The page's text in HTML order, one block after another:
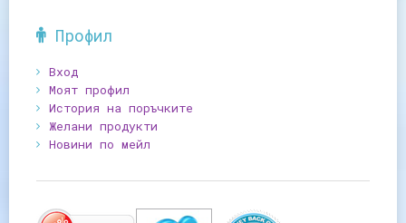
Профил
Вход
Моят профил
История на поръчките
Желани продукти
Новини по мейл